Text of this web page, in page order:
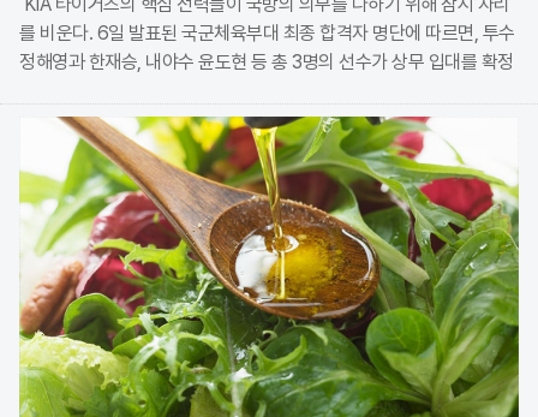
를 비운다. 6일 발표된 국군체육부대 최종 합격자 명단에 따르면, 투수
정해영과 한재승, 내야수 윤도현 등 총 3명의 선수가 상무 입대를 확정
을 보였으나, 최종적으로 구단과